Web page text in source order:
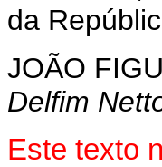
da
JOÃO
Delfim
Este texto